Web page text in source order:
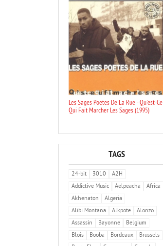
Les Sages Poetes De La Rue - Qu'est-Ce
Qui Fait Marcher Les Sages (1995)
TAGS
24-bit 3010
A2H
Addictive Music
Aelpeacha
Africa
Akhenaton
Algeria
Alibi Montana
Alkpote
Alonzo
Assassin
Bayonne
Belgium
Blois
Booba Bordeaux
Brussels